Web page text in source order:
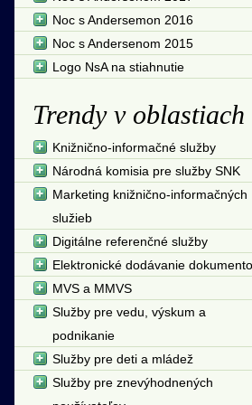
Noc s Andersemon 2016
Noc s Andersenom 2015
Logo NsA na stiahnutie
Trendy v oblastiach
Knižnično-informačné služby
Národná komisia pre služby SNK
Marketing knižnično-informačných
služieb
Digitálne referenčné služby
Elektronické dodávanie
MVS a MMVS
Služby pre vedu, výskum a
podnikanie
Služby pre deti a mládež
Služby pre znevýhodnených